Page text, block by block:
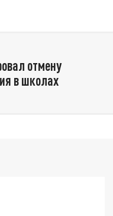
отмену
в школах